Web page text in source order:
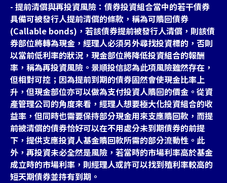
- 提前清償與再投資風險：債券投資組合當中的若干債券
具備可被發行人提前清償的條款，稱為可贖回債券
(Callable bonds)，若該債券提前被發行人清償，則該債
券部位將轉為現金，經理人必須另外尋找投資標的，否則
以當前低利率的狀況，現金部位將降低投資組合的報酬
率，稱為再投資風險。景順投信認為此項風險雖然存在，
但相對可控；因為提前到期的債券固然會使現金比率上
升，但現金部位亦可以做為支付投資人贖回的價金。從資
產管理公司的角度來看，經理人想要極大化投資組合的收
益率，但同時也需要保持部分現金用來支應贖回款，而提
前被清償的債券恰好可以在不用處分未到期債券的前提
下，提供支應投資人基金贖回款所需的部分流動性。此
外，再投資未必全然是風險，若當時的市場利率高於基金
成立時的市場利率，則經理人或許可以找到殖利率較高的
短天期債券並持有到期。